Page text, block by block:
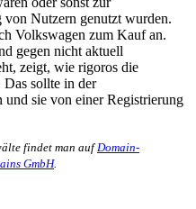
Nutzern genutzt wurden.
Volkswagen zum Kauf an.
gegen nicht aktuell
zeigt, wie rigoros die
Das sollte in der
sie von einer Registrierung
findet man auf Domain-
GmbH.